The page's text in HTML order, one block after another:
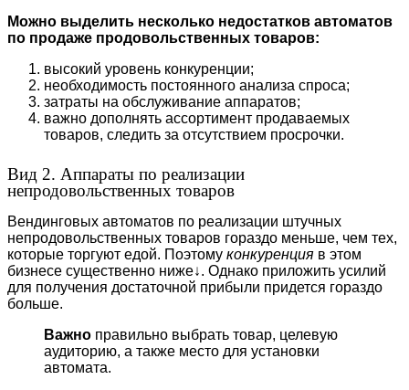
Можно выделить несколько недостатков автоматов
по продаже продовольственных товаров:
высокий уровень конкуренции;
необходимость постоянного анализа спроса;
затраты на обслуживание аппаратов;
важно дополнять ассортимент продаваемых
товаров, следить за отсутствием просрочки.
Вид 2. Аппараты по реализации
непродовольственных товаров
Вендинговых автоматов по реализации штучных
непродовольственных товаров гораздо меньше, чем тех,
которые торгуют едой. Поэтому конкуренция в этом
бизнесе существенно ниже↓. Однако приложить усилий
для получения достаточной прибыли придется гораздо
больше.
Важно правильно выбрать товар, целевую
аудиторию, а также место для установки
автомата.